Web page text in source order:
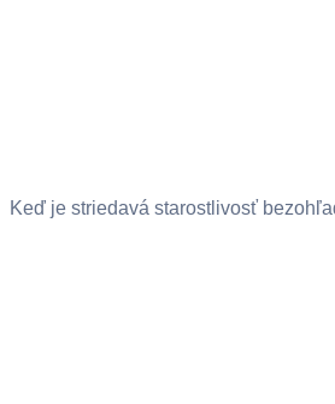
Keď je striedavá starostlivosť